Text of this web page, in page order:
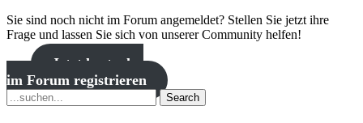
Sie sind noch nicht im Forum angemeldet? Stellen Sie jetzt ihre
Frage und lassen Sie sich von unserer Community helfen!
Jetzt kostenlos
im Forum registrieren
Search